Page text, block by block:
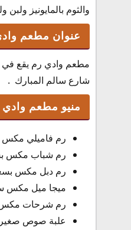
والثوم بالمايونيز ولبن
عنوان مطعم
مطعم وادي رم يقع في
شارع سالم المبارك .
منيو مطعم
رم فاميلي مكس بسعر : 7
رم شباب مكس بسعر : 4.50
رم دبل مكس بسعر : 2 دينار
ميجا ميل مكس سوبر
رم شرحات مكس بسعر : 10
علبة صوص صغير بسعر